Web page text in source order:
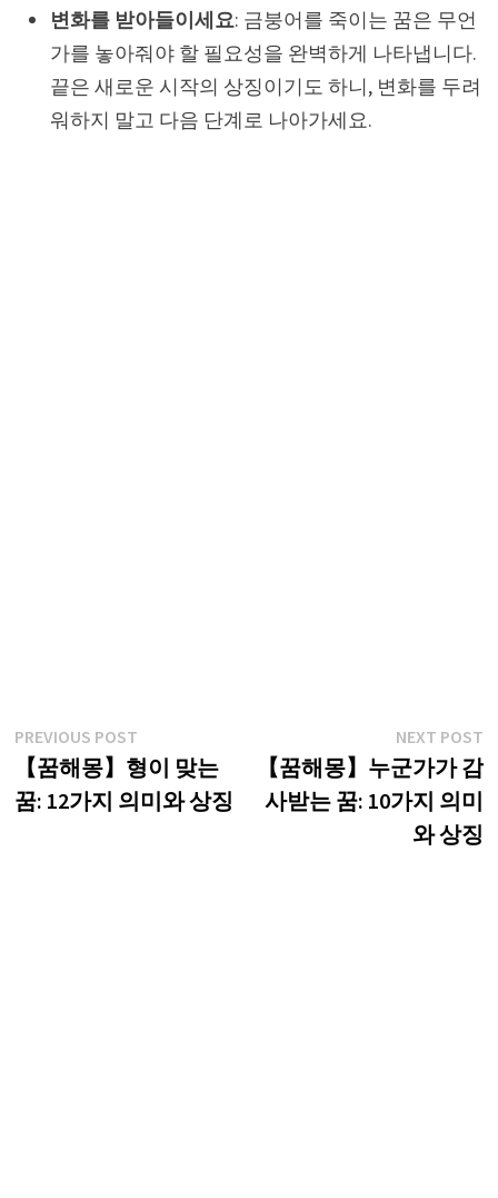
변화를 받아들이세요: 금붕어를 죽이는 꿈은 무언
가를 놓아줘야 할 필요성을 완벽하게 나타냅니다.
끝은 새로운 시작의 상징이기도 하니, 변화를 두려
워하지 말고 다음 단계로 나아가세요.
글
탐
색
PREVIOUS POSTPrevious
post:
【꿈해몽】형이 맞는
꿈: 12가지 의미와 상징
NEXT POST
【꿈해몽】누군가가 감
사받는 꿈: 10가지 의미
와 상징